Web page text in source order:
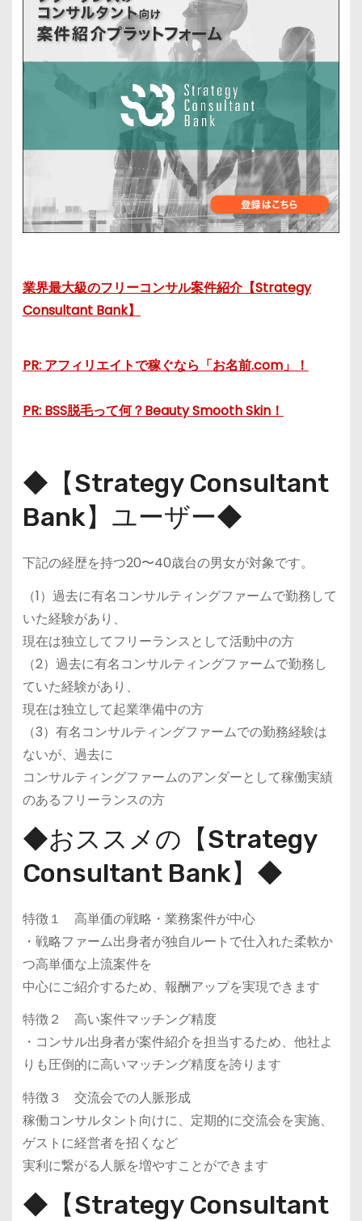
業界最大級のフリーコンサル案件紹介【Strategy
Consultant Bank】
PR: アフィリエイトで稼ぐなら「お名前.com」！
PR: BSS脱毛って何？Beauty Smooth Skin！
◆【Strategy Consultant
Bank】ユーザー◆
下記の経歴を持つ20〜40歳台の男女が対象です。
（1）過去に有名コンサルティングファームで勤務して
いた経験があり、
現在は独立してフリーランスとして活動中の方
（2）過去に有名コンサルティングファームで勤務し
ていた経験があり、
現在は独立して起業準備中の方
（3）有名コンサルティングファームでの勤務経験は
ないが、過去に
コンサルティングファームのアンダーとして稼働実績
のあるフリーランスの方
◆おススメの【Strategy
Consultant Bank】◆
特徴１ 高単価の戦略・業務案件が中心
・戦略ファーム出身者が独自ルートで仕入れた柔軟か
つ高単価な上流案件を
中心にご紹介するため、報酬アップを実現できます
特徴２ 高い案件マッチング精度
・コンサル出身者が案件紹介を担当するため、他社よ
りも圧倒的に高いマッチング精度を誇ります
特徴３ 交流会での人脈形成
稼働コンサルタント向けに、定期的に交流会を実施、
ゲストに経営者を招くなど
実利に繋がる人脈を増やすことができます
◆【Strategy Consultant